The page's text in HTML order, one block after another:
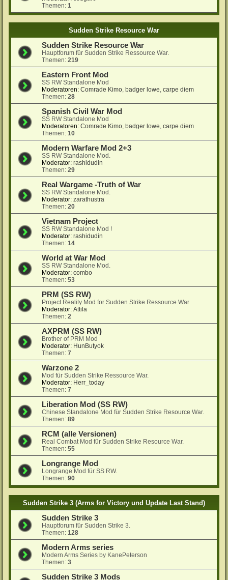
Themen:1
Sudden Strike Resource War
Sudden Strike Resource War
Hauptforum für Sudden Strike Ressource War.
Themen:219
Eastern Front Mod
SS RW Standalone Mod
Moderatoren: Comrade Kimo, badger lowe,carpe diem
Themen:28
Spanish Civil War Mod
SS RW Standalone Mod
Moderatoren: Comrade Kimo, badger lowe,carpe diem
Themen:10
Modern Warfare Mod 2+3
SS RW Standalone Mod.
Moderator: rashidudin
Themen:29
Real Wargame -Truth of War
SS RW Standalone Mod.
Moderator: zarathustra
Themen:20
Vietnam Project
SS RW Standalone Mod !
Moderator: rashidudin
Themen:14
World at War Mod
SS RW Standalone Mod.
Moderator: combo
Themen:53
PRM (SS RW)
Project Reality Mod for Sudden Strike Ressource War
Moderator: Attila
Themen:2
AXPRM (SS RW)
Brother of PRM Mod
Moderator: HunButyok
Themen:7
Warzone 2
Mod für Sudden Strike Ressource War.
Moderator: Herr_today
Themen:7
Liberation Mod (SS RW)
Chinese Standalone Mod für Sudden Strike Resource War.
Themen:89
RCM (alle Versionen)
Real Combat Mod für Sudden Strike Resource War.
Themen:55
Longrange Mod
Longrange Mod für SS RW.
Themen:90
Sudden Strike 3 (Arms for Victory und Update Last Stand)
Sudden Strike 3
Hauptforum für Sudden Strike 3.
Themen:128
Modern Arms series
Modern Arms Series by KanePeterson
Themen:3
Sudden Strike 3 Mods